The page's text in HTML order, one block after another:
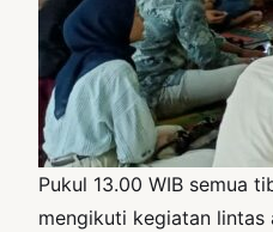
Pukul 13.00 WIB semua
mengikuti kegiatan lintas